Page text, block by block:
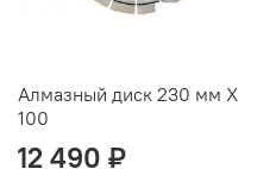
Алмазный диск 230 мм Х
100
12 490 ₽